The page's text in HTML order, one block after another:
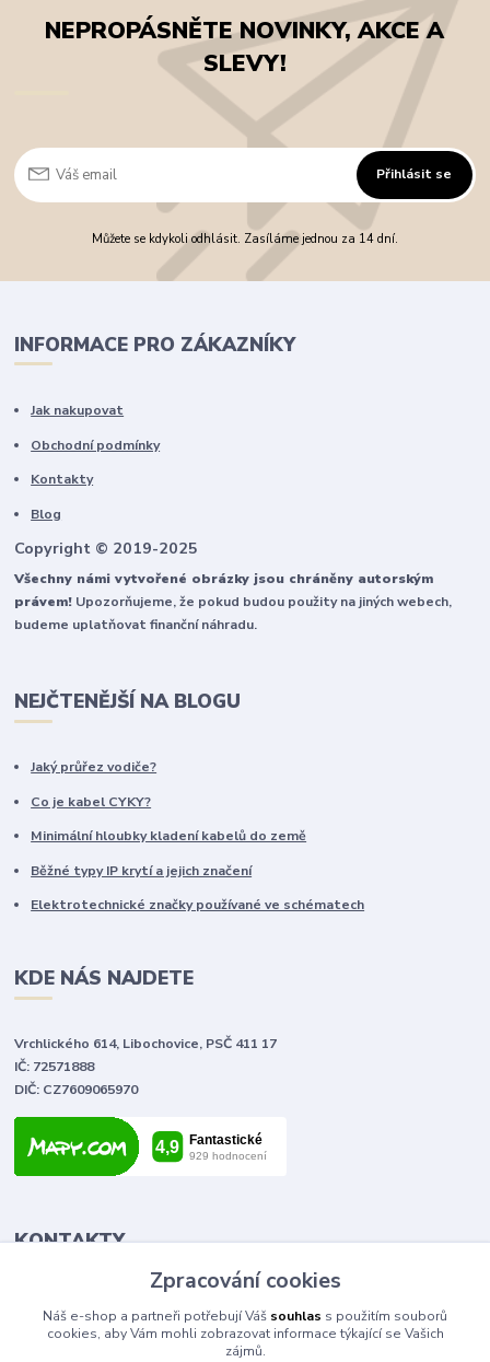
NEPROPÁSNĚTE NOVINKY, AKCE A
SLEVY!
Přihlásit se
Můžete se kdykoli odhlásit. Zasíláme jednou za 14 dní.
INFORMACE PRO ZÁKAZNÍKY
Jak nakupovat
Obchodní podmínky
Kontakty
Blog
Copyright © 2019-2025
Všechny námi vytvořené obrázky jsou chráněny autorským
právem! Upozorňujeme, že pokud budou použity na jiných webech,
budeme uplatňovat finanční náhradu.
NEJČTENĚJŠÍ NA BLOGU
Jaký průřez vodiče?
Co je kabel CYKY?
Minimální hloubky kladení kabelů do země
Běžné typy IP krytí a jejich značení
Elektrotechnické značky používané ve schématech
KDE NÁS NAJDETE
Vrchlického 614, Libochovice, PSČ 411 17
IČ: 72571888
DIČ: CZ7609065970
KONTAKTY
Tomáš Vlček
+420 702 090 443
volejte od 9,00 - 20,00 hod
Zpracování cookies
Náš e-shop a partneři potřebují Váš souhlas s použitím souborů
cookies, aby Vám mohli zobrazovat informace týkající se Vašich
zájmů.